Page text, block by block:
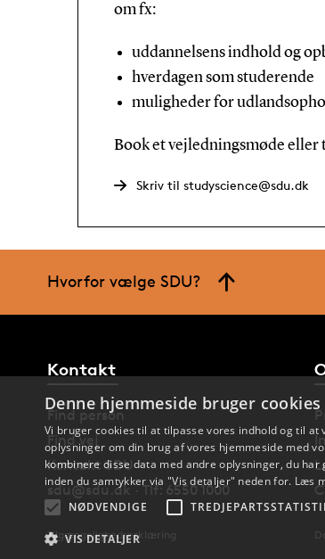
om fx:
uddannelsens indhold og
hverdagen som studerende
muligheder for
Book et vejledningsmøde
Skriv til studyscience@sdu.dk
Hvorfor vælge SDU?
Kontakt
Find person
Find vej
Kontakt SDU
sdu@sdu.dk · Tlf: 6550 1000
Tilgængelighedserklæring
Denne hjemmeside bruger cookies
Vi bruger cookies til at tilpasse vores indhold og til
oplysninger om din brug af vores hjemmeside med
kombinere disse data med andre oplysninger, du
inden du samtykker via "Vis detaljer" neden for. Læs
NØDVENDIGE
VIS DETALJER